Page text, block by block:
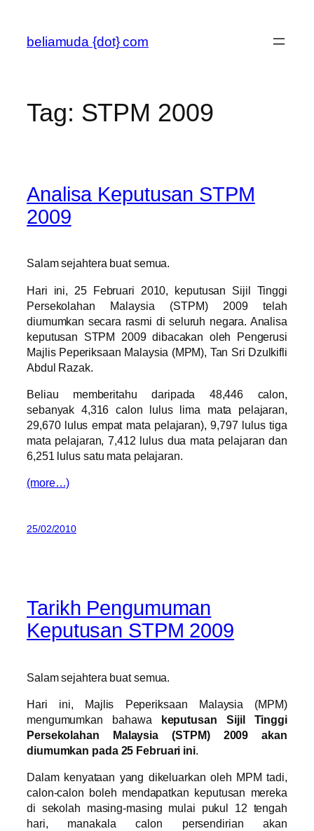
content
beliamuda {dot} com
Tag: STPM 2009
Analisa Keputusan STPM
2009
Salam sejahtera buat semua.
Hari ini, 25 Februari 2010, keputusan Sijil Tinggi
Persekolahan Malaysia (STPM) 2009 telah
diumumkan secara rasmi di seluruh negara. Analisa
keputusan STPM 2009 dibacakan oleh Pengerusi
Majlis Peperiksaan Malaysia (MPM), Tan Sri Dzulkifli
Abdul Razak.
Beliau memberitahu daripada 48,446 calon,
sebanyak 4,316 calon lulus lima mata pelajaran,
29,670 lulus empat mata pelajaran), 9,797 lulus tiga
mata pelajaran, 7,412 lulus dua mata pelajaran dan
6,251 lulus satu mata pelajaran.
(more…)
25/02/2010
Tarikh Pengumuman
Keputusan STPM 2009
Salam sejahtera buat semua.
Hari ini, Majlis Peperiksaan Malaysia (MPM)
mengumumkan bahawa keputusan Sijil Tinggi
Persekolahan Malaysia (STPM) 2009 akan
diumumkan pada 25 Februari ini.
Dalam kenyataan yang dikeluarkan oleh MPM tadi,
calon-calon boleh mendapatkan keputusan mereka
di sekolah masing-masing mulai pukul 12 tengah
hari, manakala calon persendirian akan